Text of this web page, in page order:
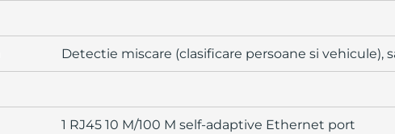
Detectie miscare (clasificare persoane si vehicule),
1 RJ45 10 M/100 M self-adaptive Ethernet port